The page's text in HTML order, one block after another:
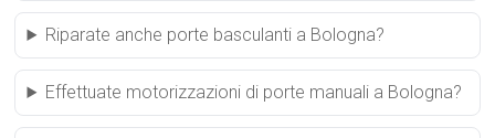
Riparate anche porte basculanti a Bologna?
Effettuate motorizzazioni di porte manuali a Bologna?